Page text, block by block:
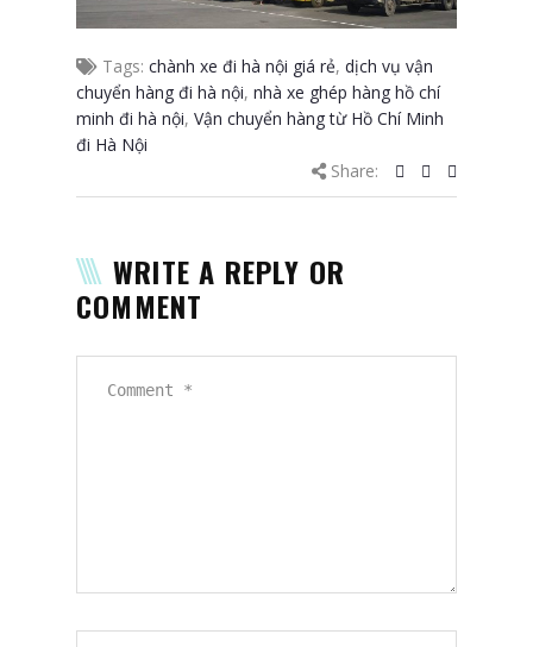
Tags: chành xe đi hà nội giá rẻ, dịch vụ vận
chuyển hàng đi hà nội, nhà xe ghép hàng hồ chí
minh đi hà nội, Vận chuyển hàng từ Hồ Chí Minh
đi Hà Nội
Share:
WRITE A REPLY OR
COMMENT